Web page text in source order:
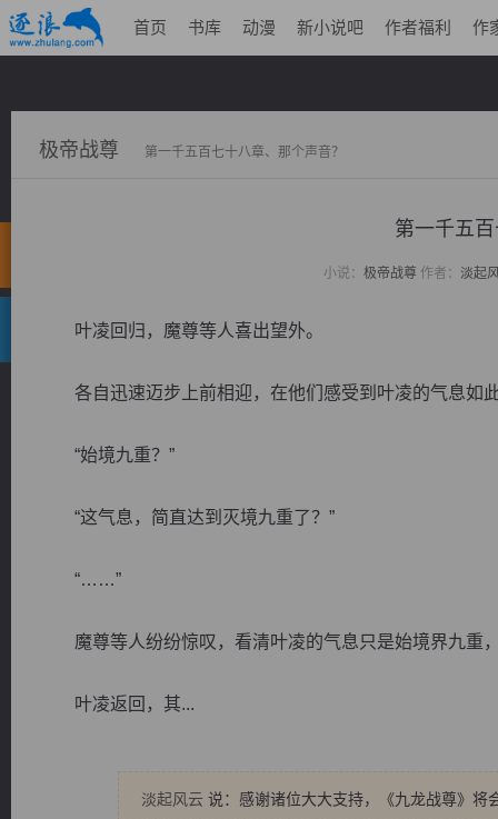
首页 书库 动漫 新小说吧 作者福利 作
极帝战尊 第一千五百七十八章、那个声音？
第一千五
小说： 极帝战尊作者： 淡起
叶凌回归，魔尊等人喜出望外。
各自迅速迈步上前相迎，在他们感受到叶凌的气息如
“始境九重？”
“这气息，简直达到灭境九重了？”
“……”
魔尊等人纷纷惊叹，看清叶凌的气息只是始境界九重
叶凌返回，其...
淡起风云 说：感谢诸位大大支持，《九龙战尊》将